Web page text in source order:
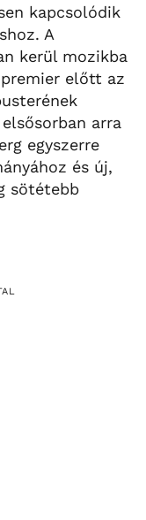
kapcsolódik
A
kerül mozikba
előtt az
arra
egyszerre
és új,
sötétebb